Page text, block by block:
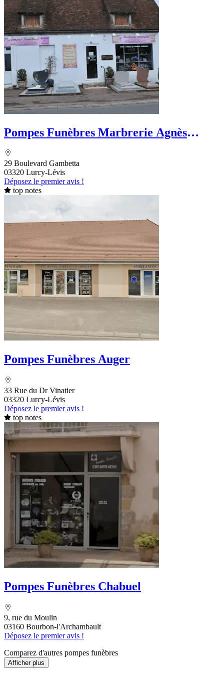
Pompes Funèbres Marbrerie Agnès
29 Boulevard Gambetta
03320 Lurcy-Lévis
Déposez le premier avis !
top notes
Pompes Funèbres Auger
33 Rue du Dr Vinatier
03320 Lurcy-Lévis
Déposez le premier avis !
top notes
Pompes Funèbres Chabuel
9, rue du Moulin
03160 Bourbon-l'Archambault
Déposez le premier avis !
Comparez d'autres pompes funèbres
Afficher plus